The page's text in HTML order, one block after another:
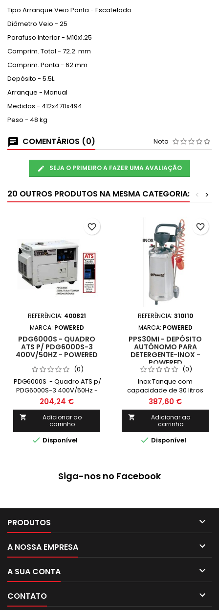
Tipo Arranque Veio Ponta - Escatelado
Diâmetro Veio - 25
Parafuso Interior - M10x1.25
Comprim. Total - 72.2 mm
Comprim. Ponta - 62 mm
Depósito - 5.5L
Arranque - Manual
Medidas - 412x470x494
Peso - 48 kg
COMENTÁRIOS (0) Nota
SEJA O PRIMEIRO A FAZER UMA AVALIAÇÃO
20 OUTROS PRODUTOS NA MESMA CATEGORIA: >
<
REFERÊNCIA: 400821
MARCA: POWERED
PDG6000S - QUADRO
ATS P/ PDG6000S-3
400V/50HZ - POWERED
(0)
PDG6000S - Quadro ATS p/
PDG6000S-3 400V/50Hz -
POWERED
204,24 €

Adicionar ao
carrinho
 Disponível
favorite_border
REFERÊNCIA: 310110
MARCA: POWERED
PPS30MI - DEPÓSITO
AUTÓNOMO PARA
DETERGENTE-INOX -
POWERED
(0)
Inox Tanque com
capacidade de 30 litros
387,60 €

Adicionar ao
carrinho
 Disponível
favorite_border
Siga-nos no Facebook
PRODUTOS 
A NOSSA EMPRESA 
A SUA CONTA 
CONTATO 